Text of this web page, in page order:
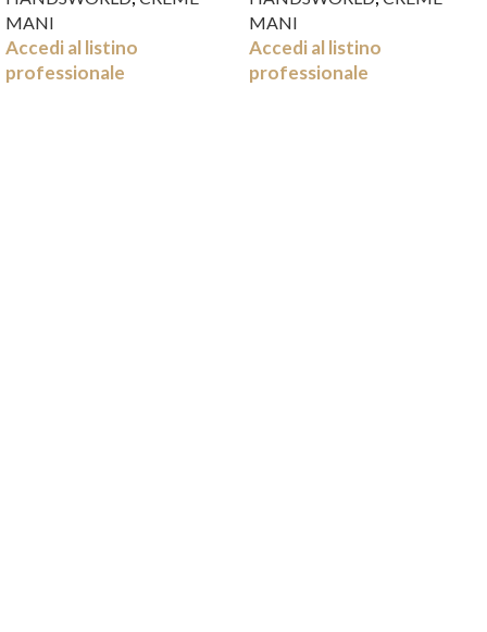
MANI
Accedi al listino
professionale
MANI
Accedi al listino
professionale